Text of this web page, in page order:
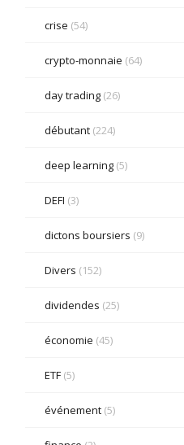
crise (54)
crypto-monnaie (64)
day trading(26)
débutant(224)
deep learning(5)
DEFI (3)
dictons boursiers (9)
Divers (152)
dividendes (25)
économie (45)
ETF(5)
événement(5)